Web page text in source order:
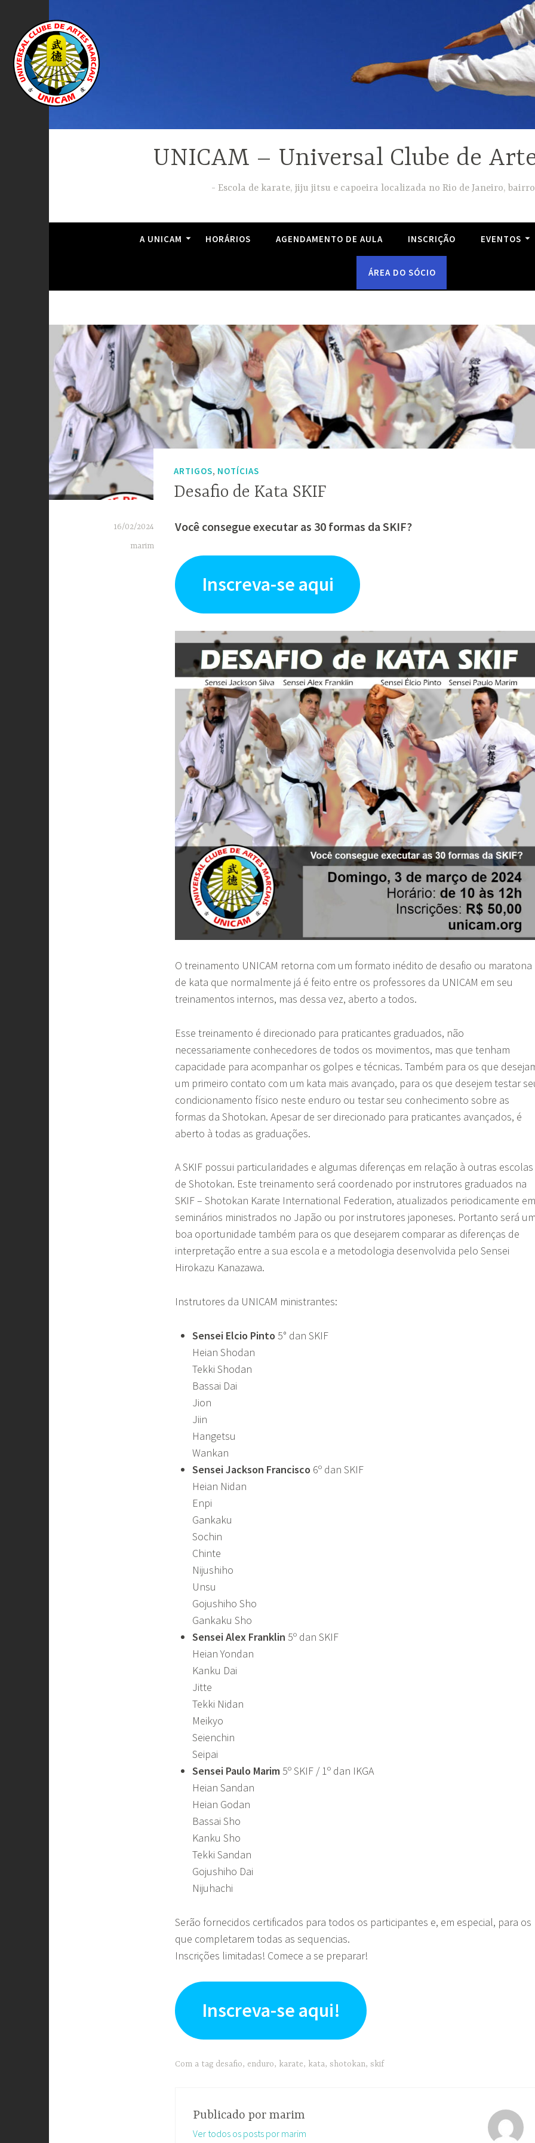
para
conteúdo
UNICAM – Universal Clube de
Escola de karate, jiju jitsu e capoeira localizada no Rio de Janeiro,
A UNICAM HORÁRIOS AGENDAMENTO DE AULA INSCRIÇÃO EVENTOS
ÁREA DO SÓCIO
ARTIGOS, NOTÍCIAS
Desafio de Kata SKIF
16/02/2024
marim
Você consegue executar as 30 formas da SKIF?
Inscreva-se aqui
O treinamento UNICAM retorna com um formato inédito de desafio ou maratona
de kata que normalmente já é feito entre os professores da UNICAM em seu
treinamentos internos, mas dessa vez, aberto a todos.
Esse treinamento é direcionado para praticantes graduados, não
necessariamente conhecedores de todos os movimentos, mas que tenham
capacidade para acompanhar os golpes e técnicas. Também para os que
um primeiro contato com um kata mais avançado, para os que desejem testar
condicionamento físico neste enduro ou testar seu conhecimento sobre as
formas da Shotokan. Apesar de ser direcionado para praticantes avançados, é
aberto à todas as graduações.
A SKIF possui particularidades e algumas diferenças em relação à outras escolas
de Shotokan. Este treinamento será coordenado por instrutores graduados na
SKIF – Shotokan Karate International Federation, atualizados periodicamente em
seminários ministrados no Japão ou por instrutores japoneses. Portanto será
boa oportunidade também para os que desejarem comparar as diferenças de
interpretação entre a sua escola e a metodologia desenvolvida pelo Sensei
Hirokazu Kanazawa.
Instrutores da UNICAM ministrantes:
Sensei Elcio Pinto 5° dan SKIF
Heian Shodan
Tekki Shodan
Bassai Dai
Jion
Jiin
Hangetsu
Wankan
Sensei Jackson Francisco 6º dan SKIF
Heian Nidan
Enpi
Gankaku
Sochin
Chinte
Nijushiho
Unsu
Gojushiho Sho
Gankaku Sho
Sensei Alex Franklin 5º dan SKIF
Heian Yondan
Kanku Dai
Jitte
Tekki Nidan
Meikyo
Seienchin
Seipai
Sensei Paulo Marim5º SKIF / 1º dan IKGA
Heian Sandan
Heian Godan
Bassai Sho
Kanku Sho
Tekki Sandan
Gojushiho Dai
Nijuhachi
Serão fornecidos certificados para todos os participantes e, em especial, para os
que completarem todas as sequencias.
Inscrições limitadas! Comece a se preparar!
Inscreva-se aqui!
Com a tag desafio, enduro, karate, kata, shotokan, skif
Publicado por marim
Ver todos os posts por marim